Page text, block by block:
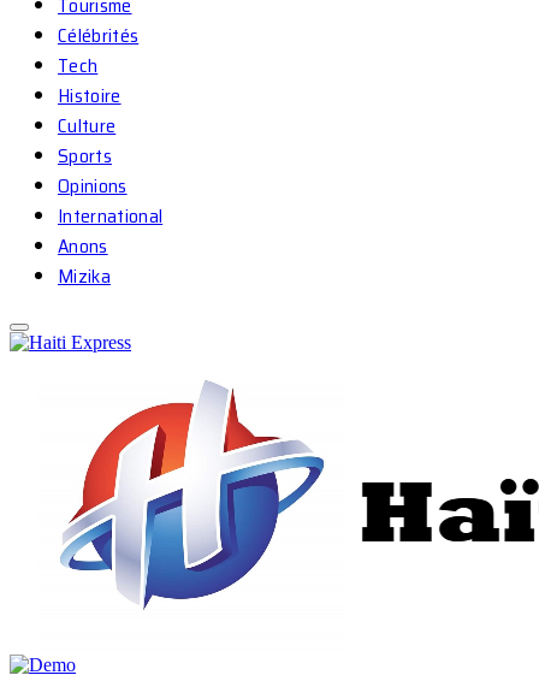
Célébrités
Tech
Histoire
Culture
Sports
Opinions
International
Anons
Mizika